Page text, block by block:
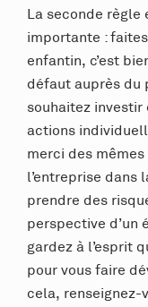
La seconde
importante :
enfantin, c’est
défaut auprès du
souhaitez investir
actions
merci des
l’entreprise dans
prendre des
perspective d’un
gardez à l’esprit
pour vous faire
cela, renseignez-